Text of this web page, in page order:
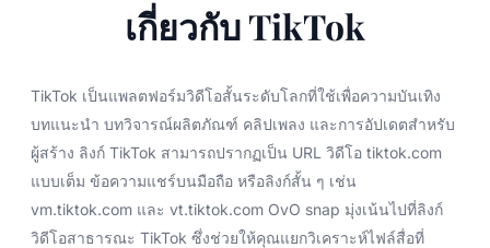
เกี่ยวกับ TikTok
TikTok เป็นแพลตฟอร์มวิดีโอสั้นระดับโลกที่ใช้เพื่อความบันเทิง
บทแนะนำ บทวิจารณ์ผลิตภัณฑ์ คลิปเพลง และการอัปเดตสำหรับ
ผู้สร้าง ลิงก์ TikTok สามารถปรากฏเป็น URL วิดีโอ tiktok.com
แบบเต็ม ข้อความแชร์บนมือถือ หรือลิงก์สั้น ๆ เช่น
vm.tiktok.com และ vt.tiktok.com OvO snap มุ่งเน้นไปที่ลิงก์
วิดีโอสาธารณะ TikTok ซึ่งช่วยให้คุณแยกวิเคราะห์ไฟล์สื่อที่